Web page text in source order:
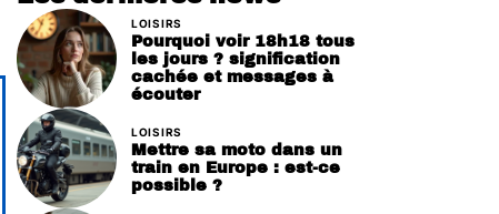
LOISIRS
Pourquoi voir 18h18 tous
les jours ? signification
cachée et messages à
écouter
LOISIRS
Mettre sa moto dans un
train en Europe : est-ce
possible ?